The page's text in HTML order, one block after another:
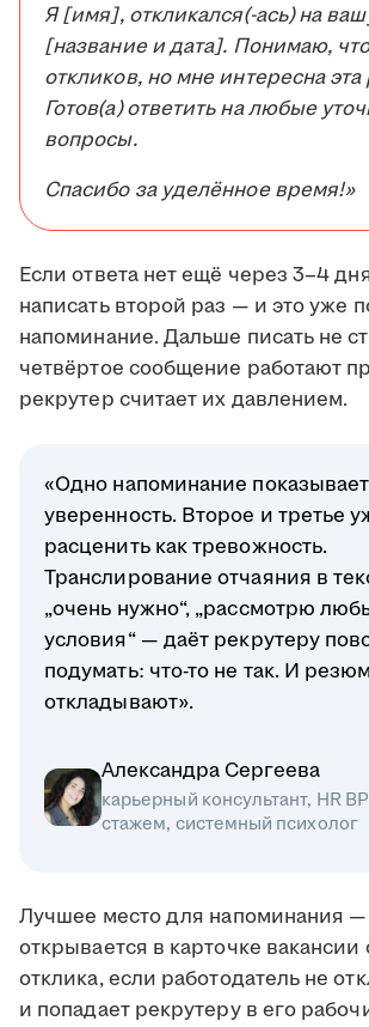
Я [имя], откликался(-ась) на
[название и дата]. Понимаю,
откликов, но мне интересна эта
Готов(а) ответить на любые
вопросы.
Спасибо за уделённое время!»
Если ответа нет ещё через 3–4
написать второй раз — и это уже
напоминание. Дальше писать не
четвёртое сообщение работают
рекрутер считает их давлением.
«Одно напоминание
уверенность. Второе и третье
расценить как тревожность.
Транслирование отчаяния в
„очень нужно“, „рассмотрю
условия“ — даёт рекрутеру
подумать: что-то не так. И
откладывают».
Александра Сергеева
карьерный консультант, HR
стажем, системный психолог
Лучшее место для напоминания —
открывается в карточке вакансии
отклика, если работодатель не
и попадает рекрутеру в его